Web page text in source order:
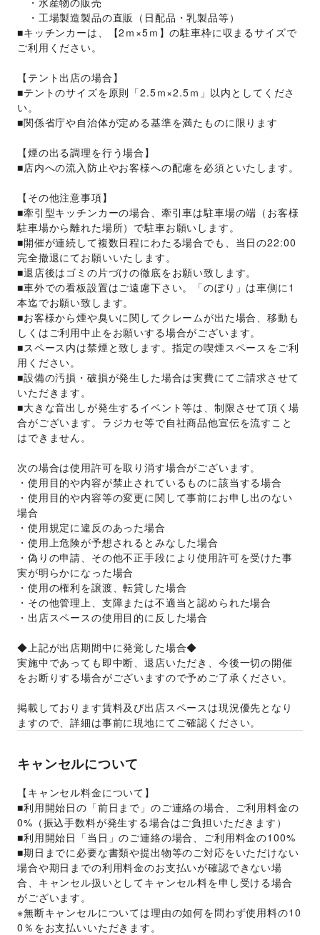
・工場製造製品の直販（日配品・乳製品等）
■キッチンカーは、【2ｍ×5ｍ】の駐車枠に収まるサイズで
ご利用ください。
【テント出店の場合】
■テントのサイズを原則「2.5ｍ×2.5ｍ」以内としてくださ
い。
■関係省庁や自治体が定める基準を満たものに限ります
【煙の出る調理を行う場合】
■店内への流入防止やお客様への配慮を必須といたします。
【その他注意事項】
■牽引型キッチンカーの場合、牽引車は駐車場の端（お客様
駐車場から離れた場所）で駐車お願いします。
■開催が連続して複数日程にわたる場合でも、当日の22:00
完全撤退にてお願いいたします。
■退店後はゴミの片づけの徹底をお願い致します。
■車外での看板設置はご遠慮下さい。「のぼり」は車側に1
本迄でお願い致します。
■お客様から煙や臭いに関してクレームが出た場合、移動も
しくはご利用中止をお願いする場合がございます。
■スペース内は禁煙と致します。指定の喫煙スペースをご利
用ください。
■設備の汚損・破損が発生した場合は実費にてご請求させて
いただきます。
■大きな音出しが発生するイベント等は、制限させて頂く場
合がございます。ラジカセ等で自社商品他宣伝を流すこと
はできません。
次の場合は使用許可を取り消す場合がございます。
・使用目的や内容が禁止されているものに該当する場合
・使用目的や内容等の変更に関して事前にお申し出のない
場合
・使用規定に違反のあった場合
・使用上危険が予想されるとみなした場合
・偽りの申請、その他不正手段により使用許可を受けた事
実が明らかになった場合
・使用の権利を譲渡、転貸した場合
・その他管理上、支障または不適当と認められた場合
・出店スペースの使用目的に反した場合
◆上記が出店期間中に発覚した場合◆
実施中であっても即中断、退店いただき、今後一切の開催
をお断りする場合がございますので予めご了承ください。
掲載しております賃料及び出店スペースは現況優先となり
ますので、詳細は事前に現地にてご確認ください。
キャンセルについて
【キャンセル料金について】
■利用開始日の「前日まで」のご連絡の場合、ご利用料金の
0%（振込手数料が発生する場合はご負担いただきます）
■利用開始日「当日」のご連絡の場合、ご利用料金の100%
■期日までに必要な書類や提出物等のご対応をいただけない
場合や期日までの利用料金のお支払いが確認できない場
合、キャンセル扱いとしてキャンセル料を申し受ける場合
がございます。
※無断キャンセルについては理由の如何を問わず使用料の10
0％をお支払いいただきます。